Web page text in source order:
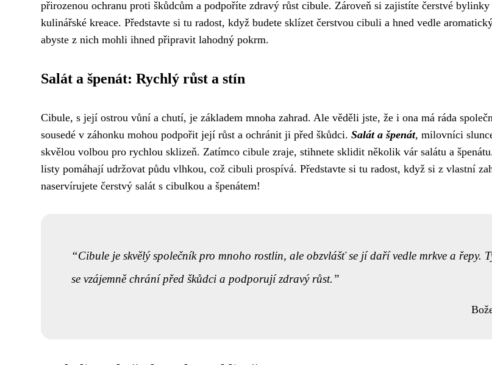
přirozenou ochranu proti škůdcům a podpoříte zdravý růst cibule. Zároveň si zajistíte čerstvé bylinky
kulinářské kreace. Představte si tu radost, když budete sklízet čerstvou cibuli a hned vedle
abyste z nich mohli ihned připravit lahodný pokrm.
Salát a špenát: Rychlý růst a stín
Cibule, s její ostrou vůní a chutí, je základem mnoha zahrad. Ale věděli jste, že i ona má ráda
sousedé v záhonku mohou podpořit její růst a ochránit ji před škůdci. Salát a špenát, milovníci
skvělou volbou pro rychlou sklizeň. Zatímco cibule zraje, stihnete sklidit několik vár salátu a
listy pomáhají udržovat půdu vlhkou, což cibuli prospívá. Představte si tu radost, když si z vlastní
naservírujete čerstvý salát s cibulkou a špenátem!
Cibule je skvělý společník pro mnoho rostlin, ale obzvlášť se jí daří vedle mrkve a řepy.
se vzájemně chrání před škůdci a podporují zdravý růst.